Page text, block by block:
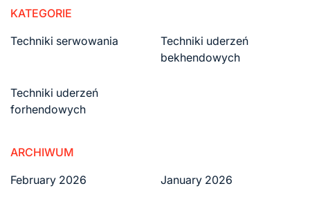
KATEGORIE
Techniki serwowania
Techniki uderzeń
bekhendowych
Techniki uderzeń
forhendowych
ARCHIWUM
February 2026
January 2026